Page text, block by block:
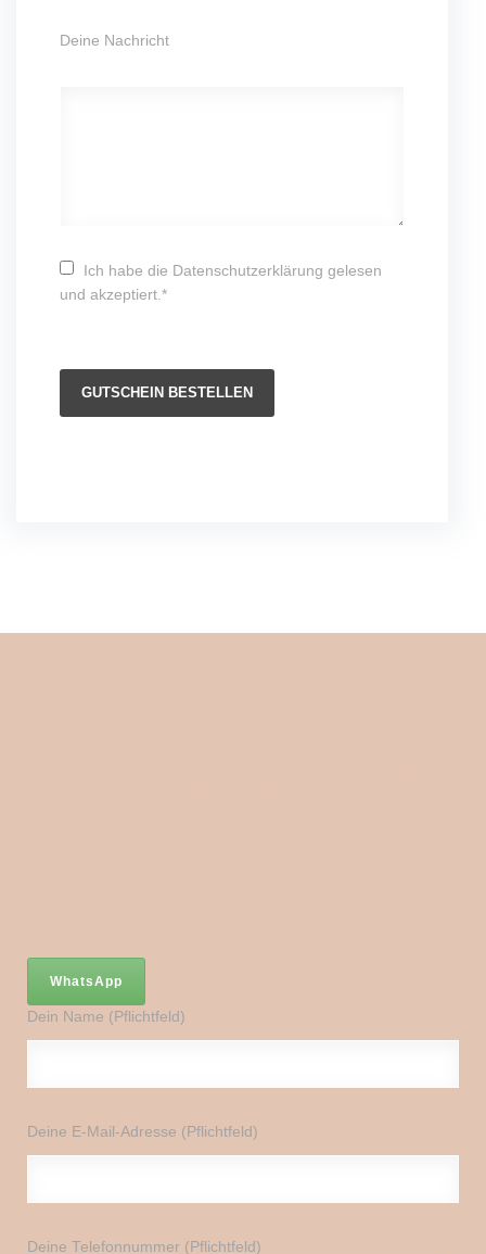
Deine Nachricht
Ich habe die Datenschutzerklärung gelesen
und akzeptiert.*
WhatsApp
Dein Name (Pflichtfeld)
Deine E-Mail-Adresse (Pflichtfeld)
Deine Telefonnummer (Pflichtfeld)